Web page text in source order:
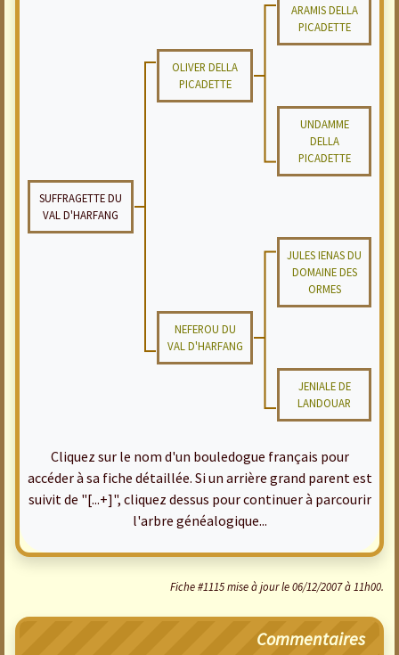
ARAMIS DELLA
PICADETTE
OLIVER DELLA
PICADETTE
UNDAMME
DELLA
PICADETTE
SUFFRAGETTE DU
VAL D'HARFANG
JULES IENAS DU
DOMAINE DES
ORMES
NEFEROU DU
VAL D'HARFANG
JENIALE DE
LANDOUAR
Cliquez sur le nom d'un bouledogue français pour
accéder à sa fiche détaillée. Si un arrière grand parent est
suivit de "[...+]", cliquez dessus pour continuer à parcourir
l'arbre généalogique...
Fiche #1115 mise à jour le 06/12/2007 à 11h00.
Commentaires